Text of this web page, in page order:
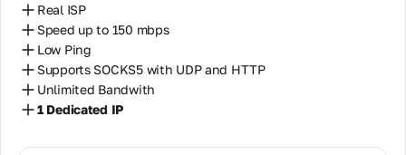
Real ISP
Speed up to 150 mbps
Low Ping
Supports SOCKS5 with UDP and HTTP
Unlimited Bandwith
1 Dedicated IP